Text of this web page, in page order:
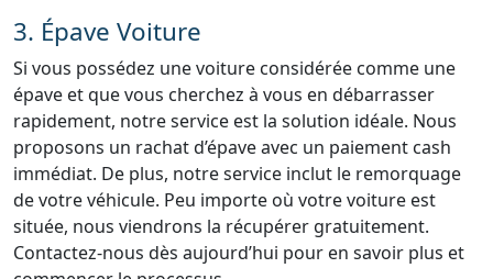
3. Épave Voiture
Si vous possédez une voiture considérée comme une
épave et que vous cherchez à vous en débarrasser
rapidement, notre service est la solution idéale. Nous
proposons un rachat d’épave avec un paiement cash
immédiat. De plus, notre service inclut le remorquage
de votre véhicule. Peu importe où votre voiture est
située, nous viendrons la récupérer gratuitement.
Contactez-nous dès aujourd’hui pour en savoir plus et